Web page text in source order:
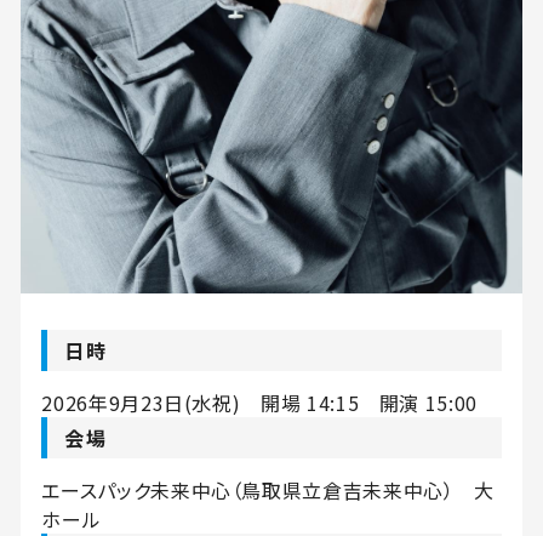
日時
2026年9月23日(水祝) 開場 14:15 開演 15:00
会場
エースパック未来中心（鳥取県立倉吉未来中心） 大
ホール